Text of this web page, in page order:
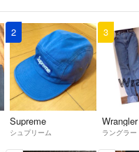
2
Supreme
シュプリーム
3
Wrangler
ラングラー